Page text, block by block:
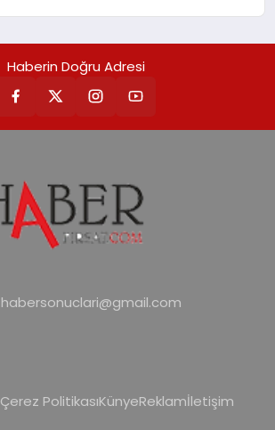
Haberin Doğru Adresi
habersonuclari@gmail.com
Çerez PolitikasıKünyeReklamİletişim